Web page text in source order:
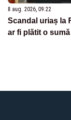
8 aug. 2026, 09:22
Scandal uriaș la
ar fi plătit o